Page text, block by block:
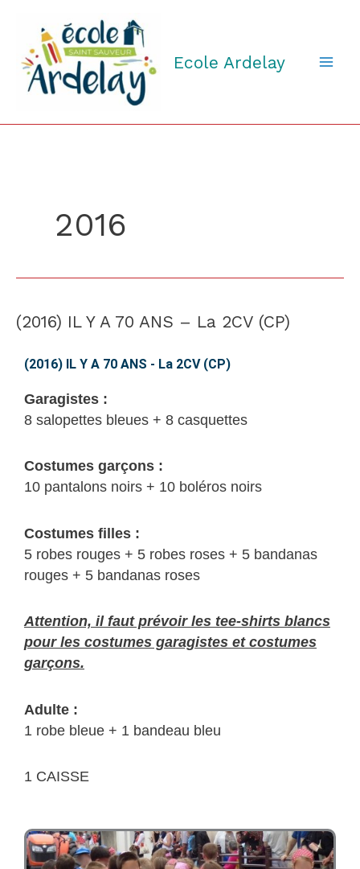
contenu
Ecole Ardelay
2016
(2016) IL Y A 70 ANS – La 2CV (CP)
(2016) IL Y A 70 ANS - La 2CV (CP)
Garagistes :
8 salopettes bleues + 8 casquettes
Costumes garçons :
10 pantalons noirs + 10 boléros noirs
Costumes filles :
5 robes rouges + 5 robes roses + 5 bandanas
rouges + 5 bandanas roses
Attention, il faut prévoir les tee-shirts blancs
pour les costumes garagistes et costumes
garçons.
Adulte :
1 robe bleue + 1 bandeau bleu
1 CAISSE
(2016)
70
ANS
La
2CV